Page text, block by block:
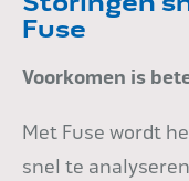
Fuse
Voorkomen is
Met Fuse wordt
snel te